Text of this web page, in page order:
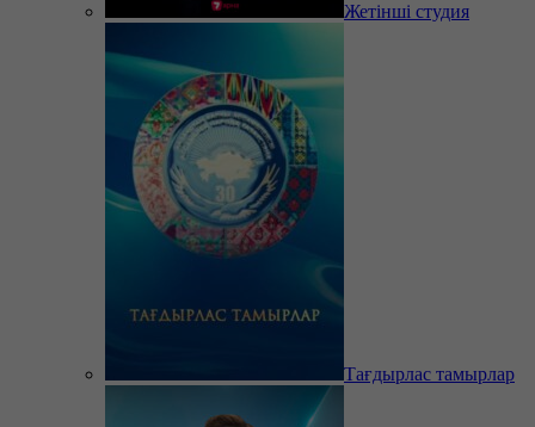
Жетінші студия
Тағдырлас тамырлар